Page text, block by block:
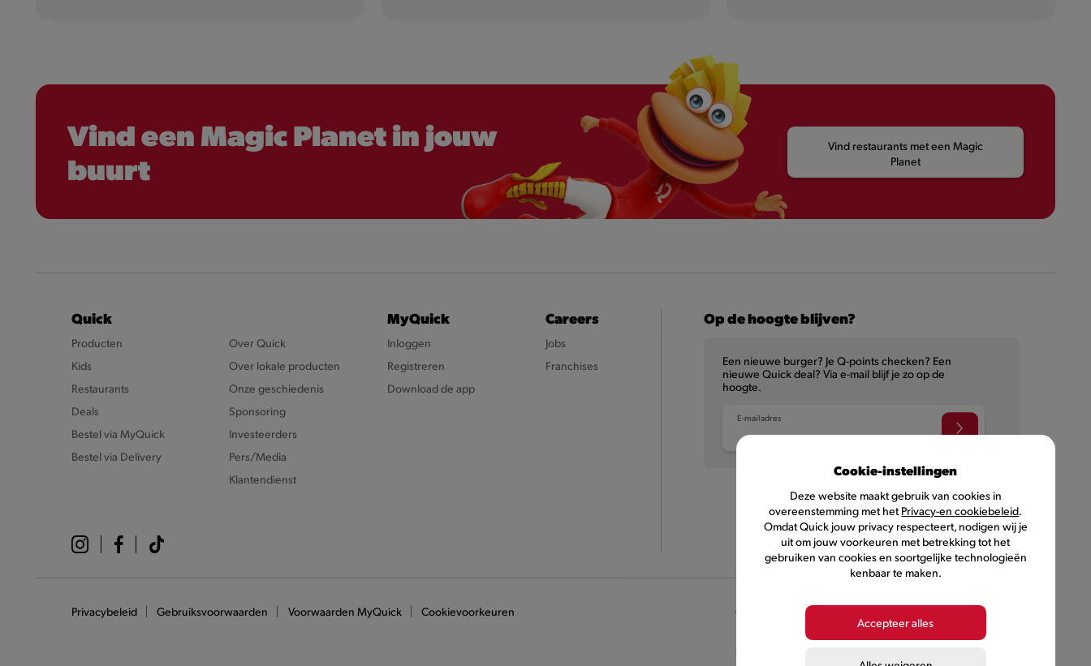
Vind een Magic Planet in jouw
buurt
Vind restaurants met een Magic
Planet
Quick
Producten
Kids
Restaurants
Deals
Bestel via MyQuick
Bestel via Delivery
Over Quick
Over lokale producten
Onze geschiedenis
Sponsoring
Investeerders
Pers/Media
Klantendienst
MyQuick
Inloggen
Registreren
Download de app
Careers
Jobs
Franchises
Op de hoogte blijven?
Een nieuwe burger? Je Q-points checken? Een
nieuwe Quick deal? Via e-mail blijf je zo op de
hoogte.
E-mailadres
NL FR
Privacybeleid Gebruiksvoorwaarden Voorwaarden MyQuick Cookievoorkeuren ©
Quick, lid van Comeos en Bemora
Burger Brands Belgium NV, maatschappelijke zetel :
Sneeuwbeslaan 20/09, 2610 Wilrijk, KBO nummer
0460.954.490
Cookie-instellingen
Deze website maakt gebruik van cookies in
overeenstemming met het Privacy-en cookiebeleid.
Omdat Quick jouw privacy respecteert, nodigen wij je
uit om jouw voorkeuren met betrekking tot het
gebruiken van cookies en soortgelijke technologieën
kenbaar te maken.
Accepteer alles